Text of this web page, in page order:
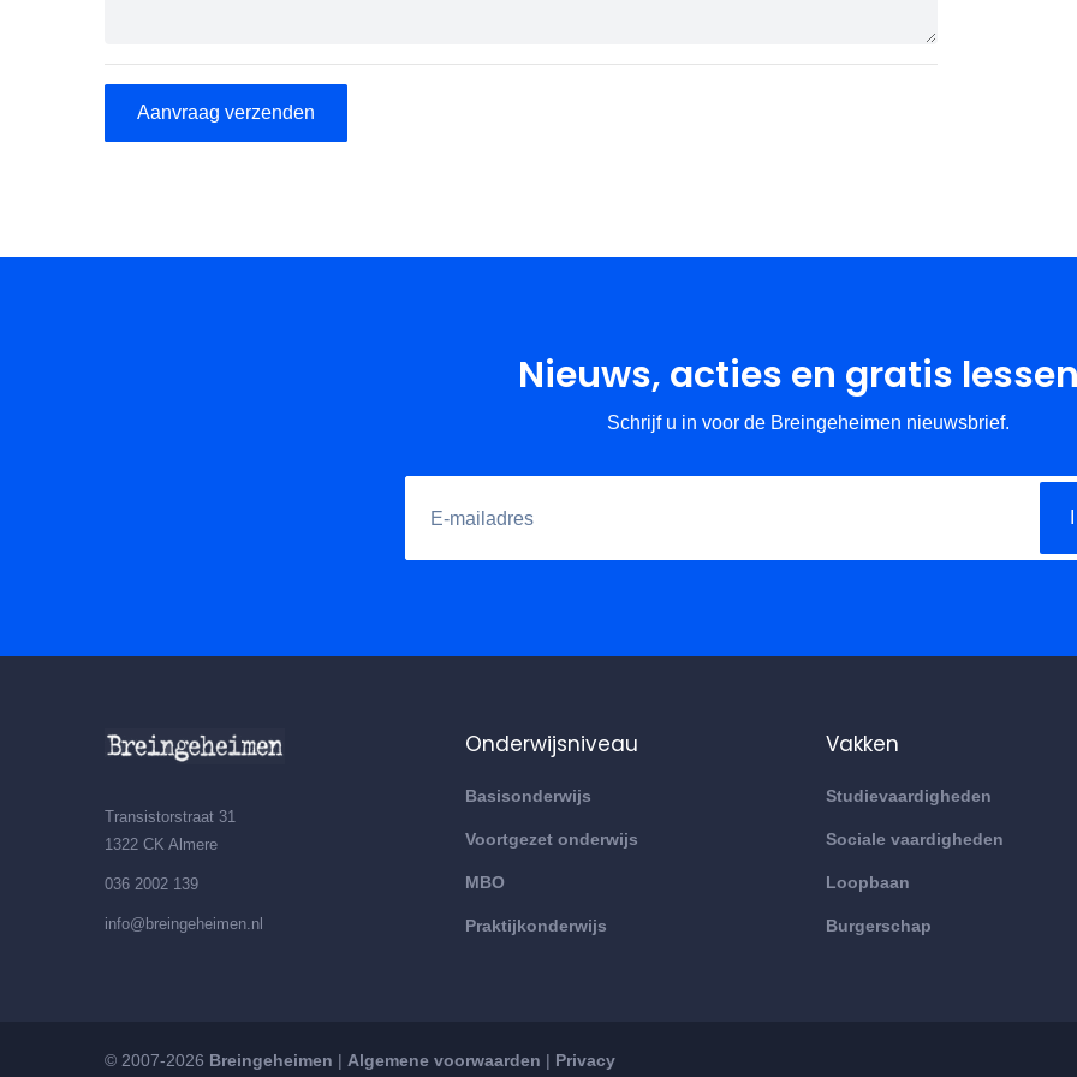
Aanvraag verzenden
Nieuws, acties en gratis
Schrijf u in voor de Breingeheimen nieuwsbrief.
Transistorstraat 31
1322 CK Almere
036 2002 139
info@breingeheimen.nl
Onderwijsniveau
Basisonderwijs
Voortgezet onderwijs
MBO
Praktijkonderwijs
Vakken
Studievaardigheden
Sociale vaardigheden
Loopbaan
Burgerschap
© 2007-2026 Breingeheimen | Algemene voorwaarden | Privacy